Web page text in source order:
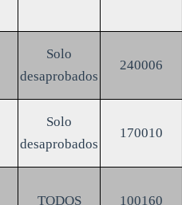
Solo
desaprobados
240006
Solo
desaprobados
170010
TODOS 100160